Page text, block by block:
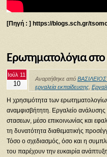
[Πηγή : ] https://blogs.sch.gr/
Ερωτηματολόγια
Ιούλ 11
10
Αναρτήθηκε από
εργαλεία εκπαίδευσης,
Η χρησιμότητα των ερωτηματολογίων
αναμφισβήτητη. Εργαλείο
στασεων, μέσο επικοινωνίας και
τη δυνατότητα διαθεματικής
Τόσο ο σχεδιασμός, όσο και η
του παρέχουν την ευκαιρία